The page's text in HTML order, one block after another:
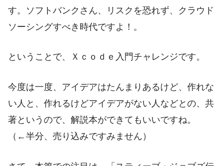
す。ソフトバンクさん、リスクを恐れず、クラウド
ソーシングすべき時代ですよ！。
ということで、Ｘｃｏｄｅ入門チャレンジです。
今度は一度、アイデアはたんまりあるけど、作れな
い人と、作れるけどアイデアがない人などとの、共
著というので、解説本ができてもいいですね。
（←半分、売り込みですみません）